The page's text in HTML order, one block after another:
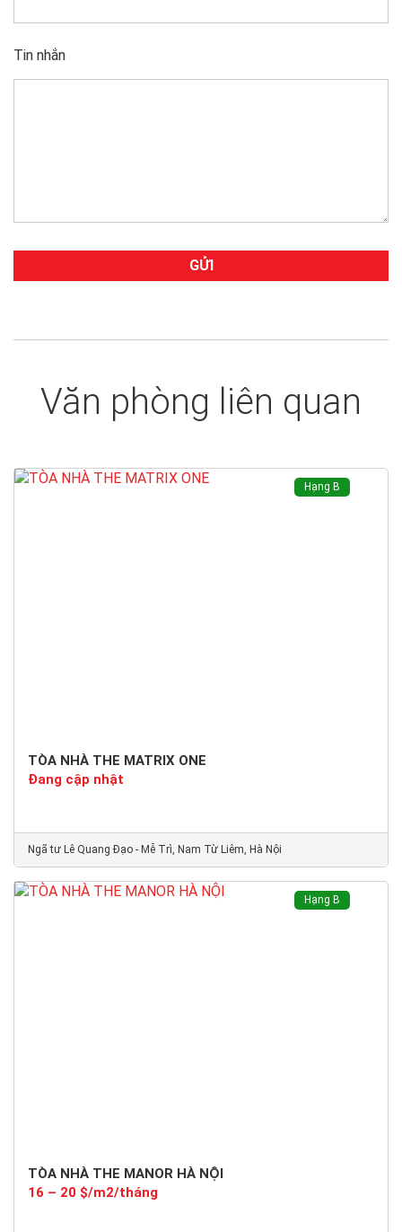
Tin nhắn
Văn phòng liên quan
Hạng B
TÒA NHÀ THE MATRIX ONE
Đang cập nhật
Ngã tư Lê Quang Đạo - Mễ Trì, Nam Từ Liêm, Hà Nội
Hạng B
TÒA NHÀ THE MANOR HÀ NỘI
16 – 20 $/m2/tháng